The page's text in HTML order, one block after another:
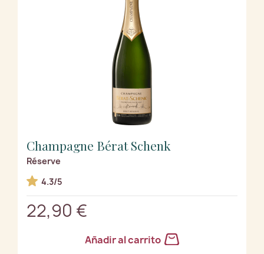
Champagne Bérat Schenk
Réserve
4.3/5
22,90 €
Añadir al carrito